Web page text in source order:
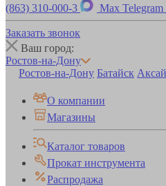
(863) 310-000-3 Max Telegram
Заказать звонок
Ваш город:
Ростов-на-Дону
Ростов-на-Дону Батайск Аксай
О компании
Магазины
Каталог товаров
Прокат инструмента
Распродажа